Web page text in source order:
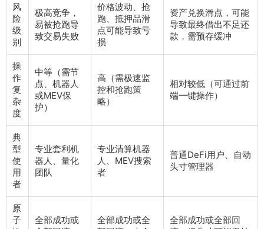
风
险
级
别
极高竞争，
易被抢跑导
致交易失败
价格波动、抢
跑、抵押品滑
点可能导致亏
损
资产兑换滑点，可能
导致最终借出不足还
款，需预存缓冲
操
作
复
杂
度
中等（需节
点、机器人
或MEV保
护）
高（需极速监
控和抢跑策
略）
相对较低（可通过前
端一键操作）
典
型
使
用
者
专业套利机
器人、量化
团队
专业清算机器
人、MEV搜索
者
普通DeFi用户、自动
头寸管理器
原
子
全部成功或
全部成功或全
全部成功或全部回